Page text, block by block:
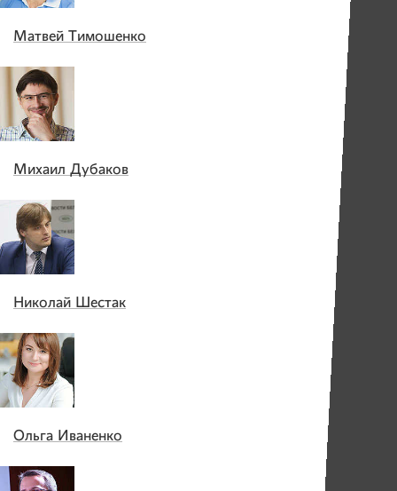
Матвей Тимошенко
Михаил Дубаков
Николай Шестак
Ольга Иваненко